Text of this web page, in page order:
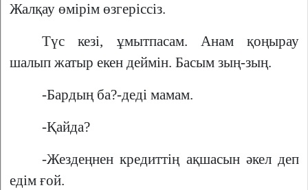
Жалқау өмірім өзгеріссіз.
Түс кезі, ұмытпасам. Анам қоңырау
шалып жатыр екен деймін. Басым зың-зың.
-Бардың ба?-деді мамам.
-Қайда?
-Жездеңнен кредиттің ақшасын әкел деп
едім ғой.